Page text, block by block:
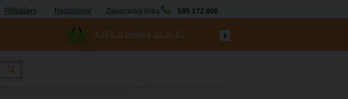
Přihlášení Registrovat Zákaznická linka 595 172 800
Košík: 0 položek za 0,- Kč